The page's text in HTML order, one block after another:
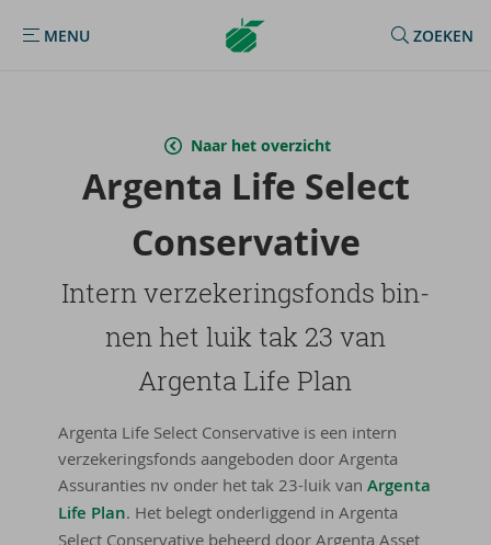
MENU
MENU
Argenta
Homepage
ZOEKEN
Naar het overzicht
Argenta Life Se­lect
Con­ser­va­ti­ve
In­tern ver­ze­ke­rings­fonds bin­
nen het luik tak 23 van
Argenta Life Plan
Argenta Life Select Conservative is een intern
verzekeringsfonds aangeboden door Argenta
Assuranties nv onder het tak 23-luik vanArgenta
Life Plan. Het belegt onderliggend in Argenta
Select Conservative beheerd door Argenta Asset